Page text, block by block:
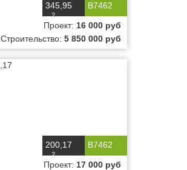
B7462
345,95
м2
Проект: 16 000 руб
Строительство: 5 850 000 руб
B7462
200,17
м2
Проект: 17 000 руб